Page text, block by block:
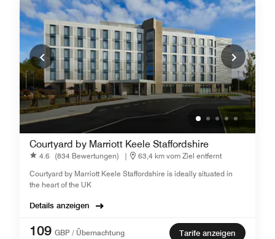
Courtyard by Marriott Keele Staffordshire
4.6 (834 Bewertungen) |
63,4 km vom Ziel entfernt
Courtyard by Marriott Keele Staffordshire is ideally situated in
the heart of the UK
Details anzeigen
109 GBP / Übernachtung
Tarife anzeigen